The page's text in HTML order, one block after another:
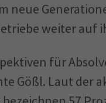
neue
weiter auf
für
Gößl. Laut der